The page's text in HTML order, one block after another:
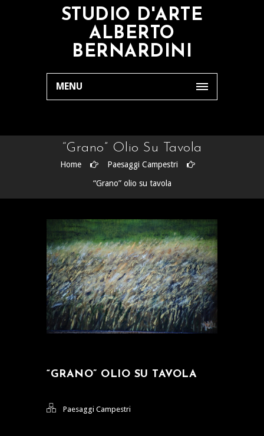
STUDIO D'ARTE
ALBERTO
BERNARDINI
MENU
“Grano” Olio Su Tavola
Home
Paesaggi Campestri
“Grano” olio su tavola
“GRANO” OLIO SU TAVOLA
Paesaggi Campestri